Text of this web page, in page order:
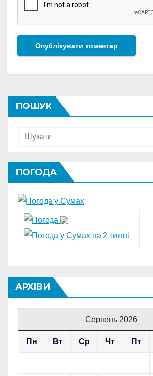
ПОШУК
ПОГОДА
АРХІВИ
Серпень 2026
Пн Вт Ср Чт Пт